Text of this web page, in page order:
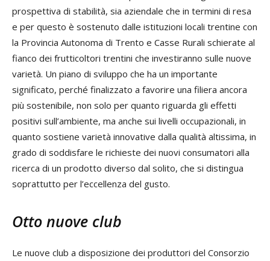
prospettiva di stabilità, sia aziendale che in termini di resa
e per questo è sostenuto dalle istituzioni locali trentine con
la Provincia Autonoma di Trento e Casse Rurali schierate al
fianco dei frutticoltori trentini che investiranno sulle nuove
varietà. Un piano di sviluppo che ha un importante
significato, perché finalizzato a favorire una filiera ancora
più sostenibile, non solo per quanto riguarda gli effetti
positivi sull’ambiente, ma anche sui livelli occupazionali, in
quanto sostiene varietà innovative dalla qualità altissima, in
grado di soddisfare le richieste dei nuovi consumatori alla
ricerca di un prodotto diverso dal solito, che si distingua
soprattutto per l’eccellenza del gusto.
Otto nuove club
Le nuove club a disposizione dei produttori del Consorzio